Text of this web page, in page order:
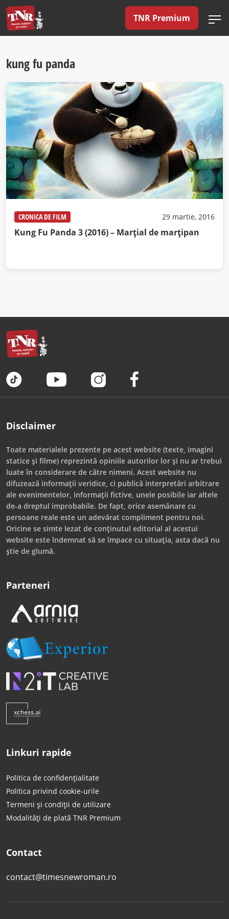
TNR Premium
kung fu panda
CRONICA DE FILM 29 martie, 2016
Kung Fu Panda 3 (2016) – Marțial de marțipan
Disclaimer
Toate materialele prezente pe acest website (texte, imagini
statice și filme) reprezintă opiniile autorilor lor și nu ar trebui
luate în considerare de către nimeni. Acest website nu
difuzează informații veridice, ci publică interpretări arbitrare
ale evenimentelor, informații fictive, unele posibile iar altele
de-a dreptul improbabile. De fapt, orice asemănare cu
persoane reale este un adevărat compliment pentru noi.
Oricine se simte lezat de conținutul editorial al acestui
website este îndemnat să se împace cu situația, asta dacă nu
știe de glumă.
Parteneri
Linkuri rapide
Politica de confidențialitate
Politica privind cookie-urile
Termeni și condiții de utilizare
Modalități de plată TNR Premium
Contact
contact@timesnewroman.ro